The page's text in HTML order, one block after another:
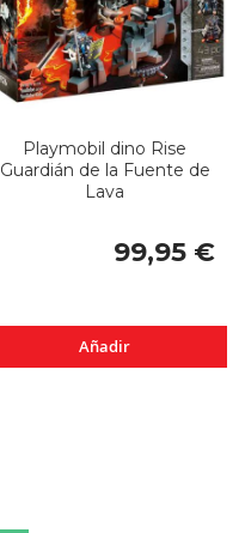
Playmobil dino Rise
Guardián de la Fuente de
Lava
99,95 €
Añadir